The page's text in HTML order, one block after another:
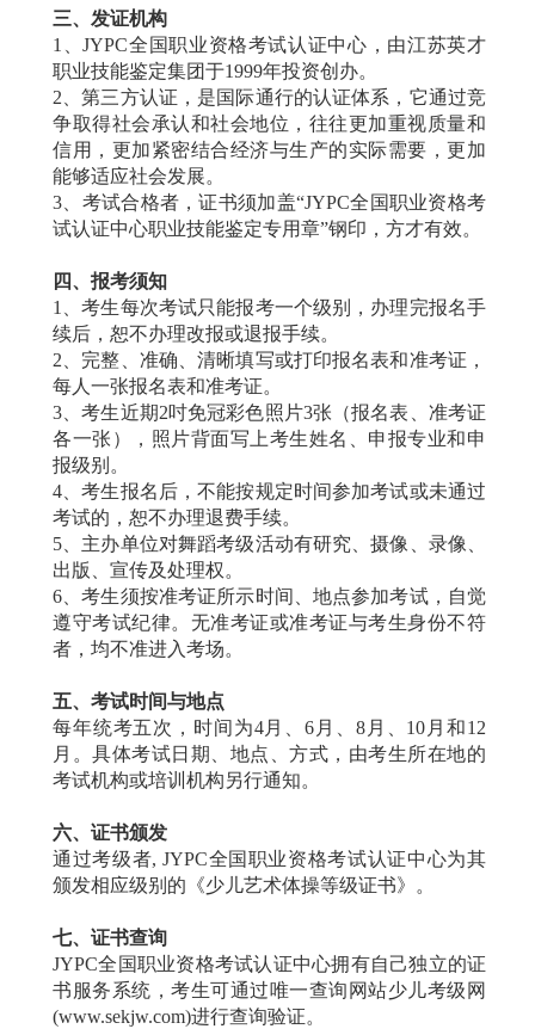
三、发证机构
1、JYPC全国职业资格考试认证中心，由江苏英才
职业技能鉴定集团于1999年投资创办。
2、第三方认证，是国际通行的认证体系，它通过竞
争取得社会承认和社会地位，往往更加重视质量和
信用，更加紧密结合经济与生产的实际需要，更加
能够适应社会发展。
3、考试合格者，证书须加盖“JYPC全国职业资格考
试认证中心职业技能鉴定专用章”钢印，方才有效。
四、报考须知
1、考生每次考试只能报考一个级别，办理完报名手
续后，恕不办理改报或退报手续。
2、完整、准确、清晰填写或打印报名表和准考证，
每人一张报名表和准考证。
3、考生近期2吋免冠彩色照片3张（报名表、准考证
各一张），照片背面写上考生姓名、申报专业和申
报级别。
4、考生报名后，不能按规定时间参加考试或未通过
考试的，恕不办理退费手续。
5、主办单位对舞蹈考级活动有研究、摄像、录像、
出版、宣传及处理权。
6、考生须按准考证所示时间、地点参加考试，自觉
遵守考试纪律。无准考证或准考证与考生身份不符
者，均不准进入考场。
五、考试时间与地点
每年统考五次，时间为4月、6月、8月、10月和12
月。具体考试日期、地点、方式，由考生所在地的
考试机构或培训机构另行通知。
六、证书颁发
通过考级者, JYPC全国职业资格考试认证中心为其
颁发相应级别的《少儿艺术体操等级证书》。
七、证书查询
JYPC全国职业资格考试认证中心拥有自己独立的证
书服务系统，考生可通过唯一查询网站少儿考级网
(www.sekjw.com)进行查询验证。